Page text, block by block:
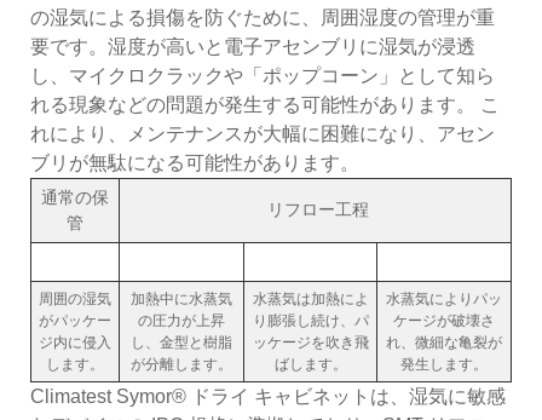
の湿気による損傷を防ぐために、周囲湿度の管理が重
要です。湿度が高いと電子アセンブリに湿気が浸透
し、マイクロクラックや「ポップコーン」として知ら
れる現象などの問題が発生する可能性があります。 こ
れにより、メンテナンスが大幅に困難になり、アセン
ブリが無駄になる可能性があります。
通常の保
管
リフロー工程
周囲の湿気
がパッケー
ジ内に侵入
します。
加熱中に水蒸気
の圧力が上昇
し、金型と樹脂
が分離します。
水蒸気は加熱によ
り膨張し続け、パ
ッケージを吹き飛
ばします。
水蒸気によりパッ
ケージが破壊さ
れ、微細な亀裂が
発生します。
Climatest Symor® ドライ キャビネットは、湿気に敏感